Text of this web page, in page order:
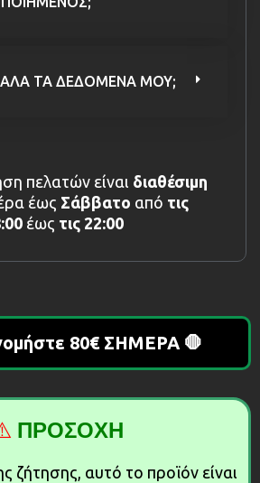
ΤΑ ΔΕΔΟΜΕΝΑ ΜΟΥ;
πελατών είναι διαθέσιμη
έως Σάββατο από τις
έως τις 22:00
80€ ΣΗΜΕΡΑ 🛑
ΠΡΟΣΟΧΗ
ζήτησης, αυτό το προϊόν είναι